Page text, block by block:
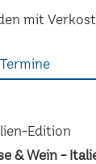
mit
& Wein -